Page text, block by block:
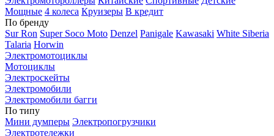
Мощные 4 колеса Круизеры В кредит
По бренду
Sur Ron Super Soco Moto Denzel Panigale Kawasaki White Siberia
Talaria Horwin
Электромотоциклы
Мотоциклы
Электроскейты
Электромобили
Электромобили багги
По типу
Мини думперы Электропогрузчики
Электротележки